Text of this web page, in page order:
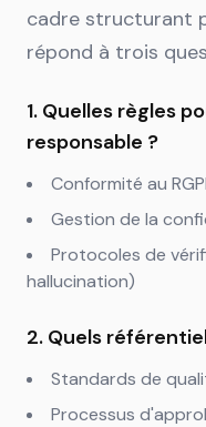
cadre structurant
répond à trois
1. Quelles règles
responsable ?
Conformité au
Gestion de la
Protocoles de
hallucination)
2. Quels
Standards de
Processus